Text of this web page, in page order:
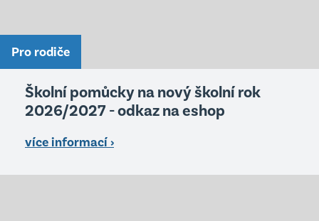
Pro rodiče
Školní pomůcky na nový školní rok
2026/2027 - odkaz na eshop
více informací ›